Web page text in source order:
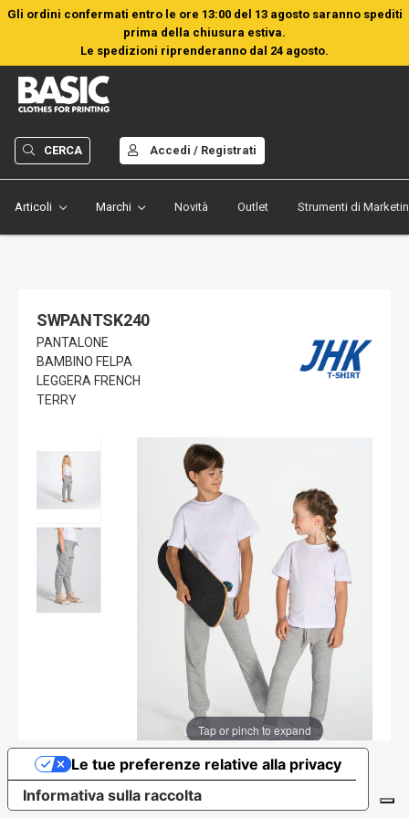
Gli ordini confermati entro le ore 13:00 del 13 agosto saranno spediti
prima della chiusura estiva.
Le spedizioni riprenderanno dal 24 agosto.
Articoli Marchi Novità Outlet Strumenti di
CERCA Accedi / Registrati
SWPANTSK240
PANTALONE
BAMBINO FELPA
LEGGERA FRENCH
TERRY
Tap or pinch to expand
Informativa sulla raccolta
Le tue preferenze relative alla privacy